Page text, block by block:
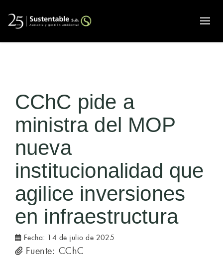
CChC pide a
ministra del MOP
nueva
institucionalidad que
agilice inversiones
en infraestructura
Fecha: 14 de julio de 2025
Fuente: CChC